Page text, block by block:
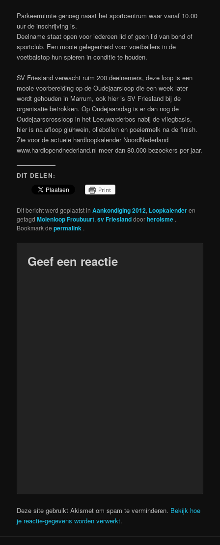
Parkeerruimte genoeg naast het sportcentrum waar vanaf 10.00
uur de inschrijving is.
Deelname staat open voor iedereen lid of geen lid van bond of
sportclub. Een mooie gelegenheid voor voetballers in de
voetbalstop hun spieren in conditie te houden.
SV Friesland verwacht ruim 200 deelnemers, deze loop is een
mooie voorbereiding op de Oudejaarsloop die een week later
wordt gehouden in Marrum, ook hier is SV Friesland bij de
organisatie betrokken. Op Oudejaarsdag is er dan nog de
Oudejaarscrossloop in het Leeuwarderbos nabij de vliegbasis,
hier is na afloop glühwein, oliebollen en poeiermelk na de finish.
Zie voor de actuele hardloopkalender NoordNederland
www.hardlopendnederland.nl meer dan 80.000 bezoekers per jaar.
DIT DELEN:
Print
Dit bericht werd geplaatst inAankondiging 2012, Loopkalenderen
getagdMolenloop Froubuurt,sv Frieslanddoorheroisme .
Bookmark depermalink .
Geef een reactie
Deze site gebruikt Akismet om spam te verminderen. Bekijk hoe
je reactie-gegevens worden verwerkt.